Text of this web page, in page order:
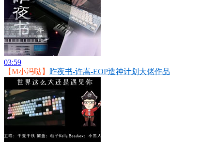
03:59
【M小冯哒】 昨夜书-许嵩-EOP造神计划大佬作品